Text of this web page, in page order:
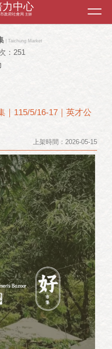
| Taichung Market
：251
｜115/5/16-17｜英才公
上架時間：2026-05-15